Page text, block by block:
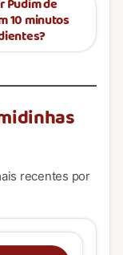
Pudim de
10 minutos
recentes por